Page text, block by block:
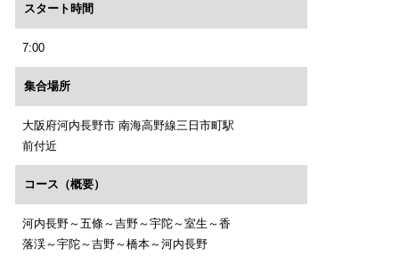
スタート時間
7:00
集合場所
大阪府河内長野市 南海高野線三日市町駅
前付近
コース（概要）
河内長野～五條～吉野～宇陀～室生～香
落渓～宇陀～吉野～橋本～河内長野